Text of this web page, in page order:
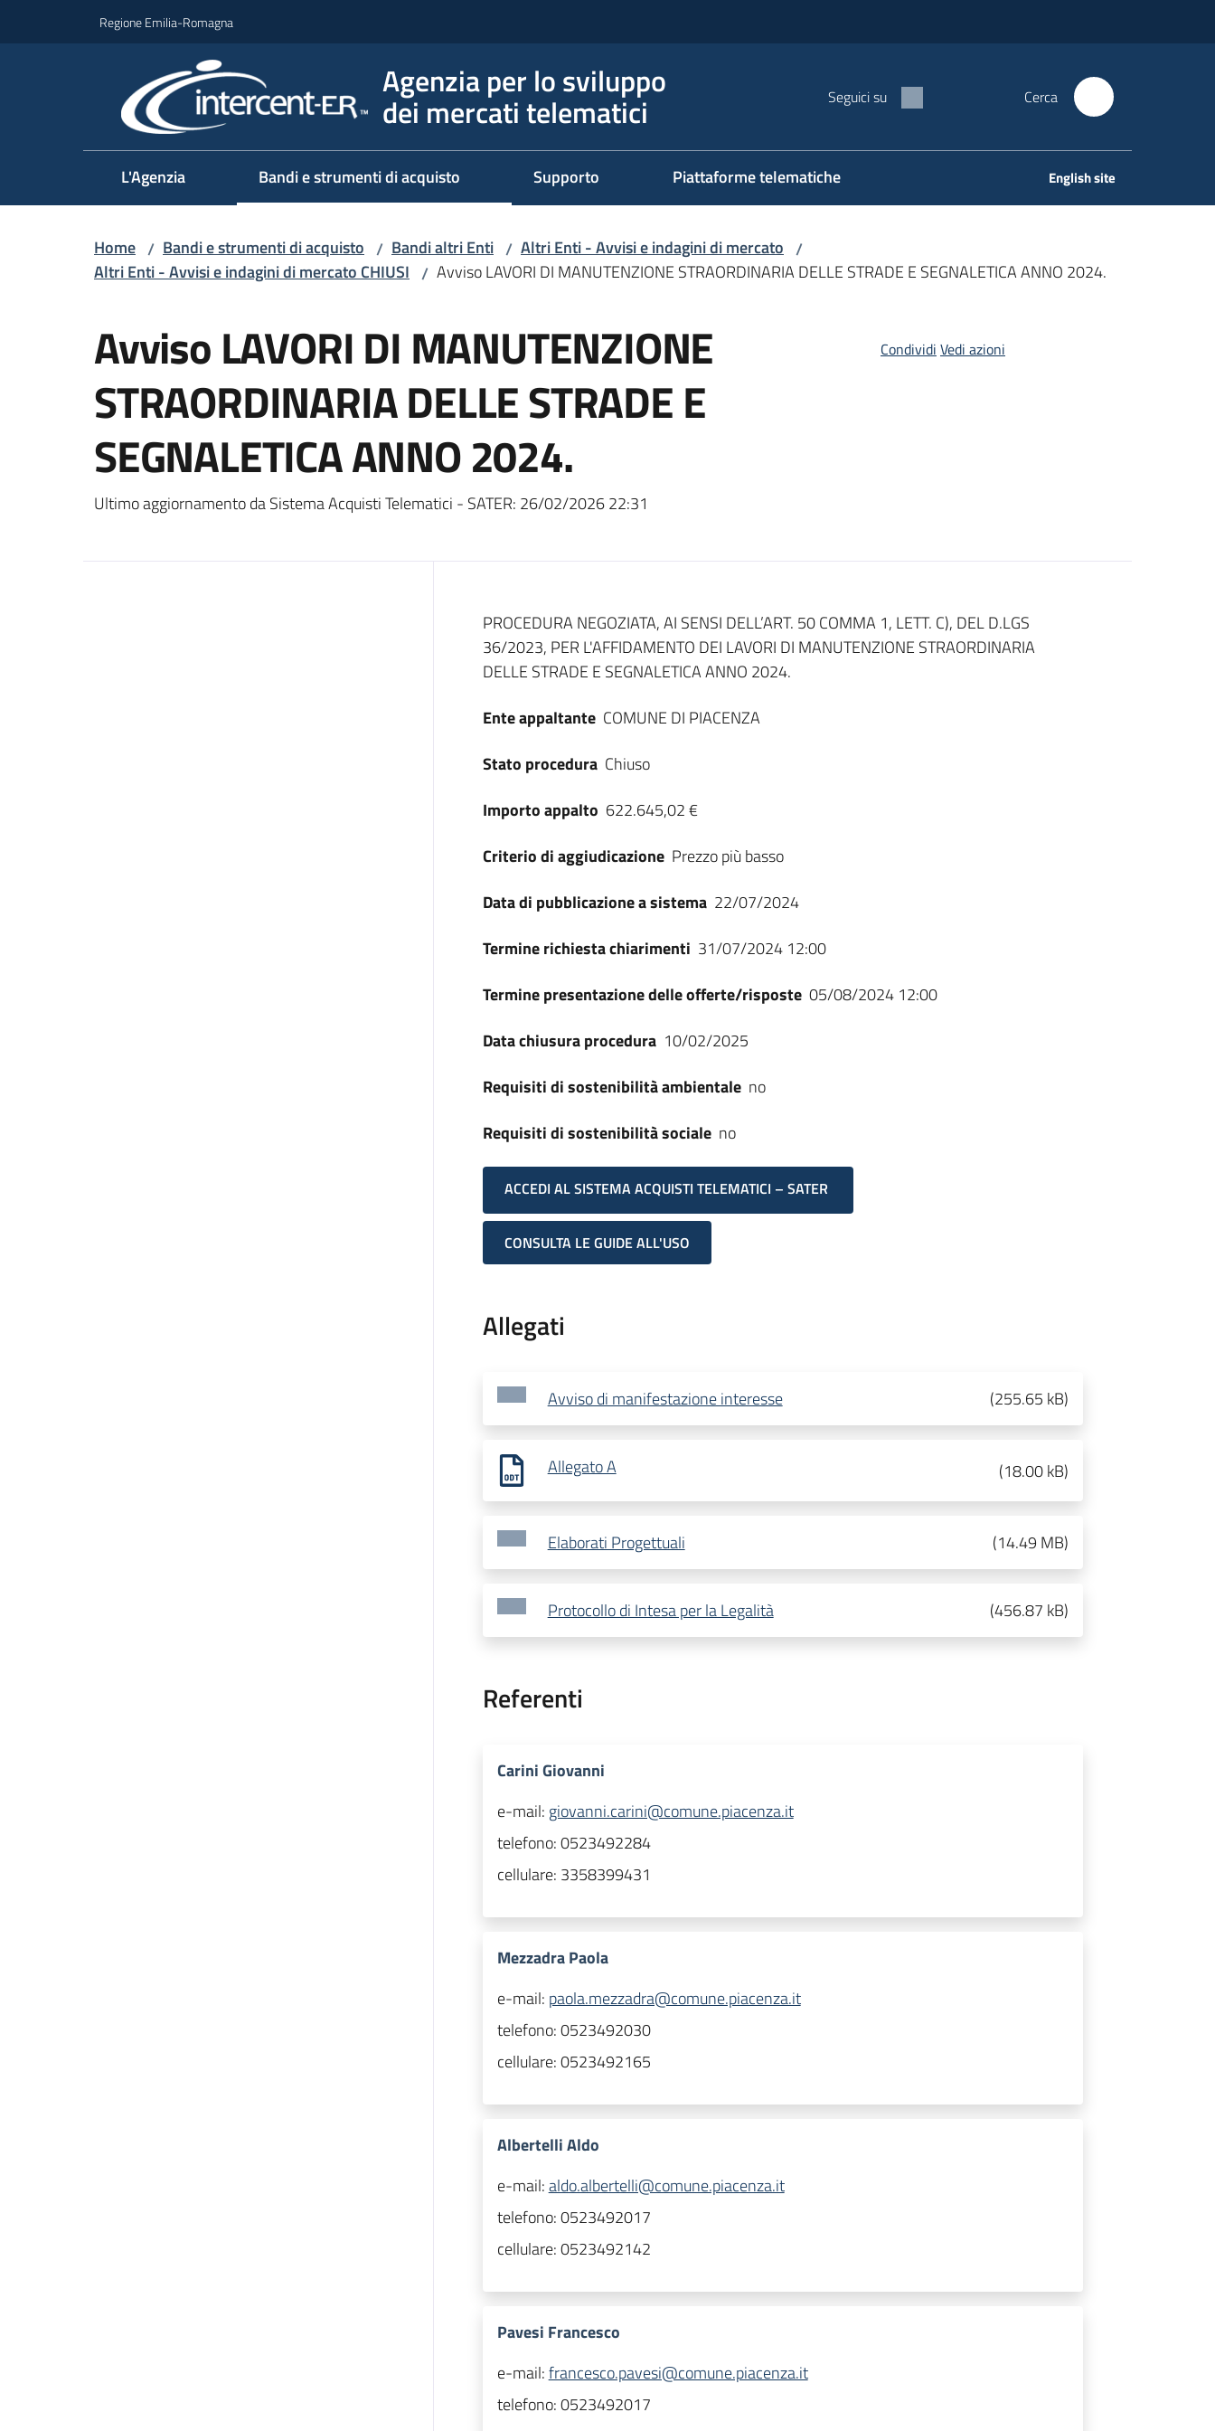
Regione Emilia-Romagna
Agenzia per lo sviluppo
dei mercati telematici Seguici su Cerca
L'Agenzia Bandi e strumenti di acquisto Supporto Piattaforme telematiche English site
Home / Bandi e strumenti di acquisto / Bandi altri Enti / Altri Enti - Avvisi e indagini di mercato /
Altri Enti - Avvisi e indagini di mercato CHIUSI / Avviso LAVORI DI MANUTENZIONE STRAORDINARIA DELLE STRADE E SEGNALETICA ANNO 2024.
Avviso LAVORI DI MANUTENZIONE
STRAORDINARIA DELLE STRADE E
SEGNALETICA ANNO 2024.
Ultimo aggiornamento da Sistema Acquisti Telematici - SATER: 26/02/2026 22:31
Condividi Vedi azioni
Dati del bando
PROCEDURA NEGOZIATA, AI SENSI DELL’ART. 50 COMMA 1, LETT. C), DEL D.LGS
36/2023, PER L'AFFIDAMENTO DEI LAVORI DI MANUTENZIONE STRAORDINARIA
DELLE STRADE E SEGNALETICA ANNO 2024.
Ente appaltante COMUNE DI PIACENZA
Stato procedura Chiuso
Importo appalto 622.645,02 €
Criterio di aggiudicazione Prezzo più basso
Data di pubblicazione a sistema 22/07/2024
Termine richiesta chiarimenti 31/07/2024 12:00
Termine presentazione delle offerte/risposte 05/08/2024 12:00
Data chiusura procedura 10/02/2025
Requisiti di sostenibilità ambientale no
Requisiti di sostenibilità sociale no
ACCEDI AL SISTEMA ACQUISTI TELEMATICI – SATER
CONSULTA LE GUIDE ALL'USO
Allegati
Avviso di manifestazione interesse (255.65 kB)
Allegato A (18.00 kB)
Elaborati Progettuali (14.49 MB)
Protocollo di Intesa per la Legalità (456.87 kB)
Referenti
Carini Giovanni
e-mail: giovanni.carini@comune.piacenza.it
telefono:0523492284
cellulare: 3358399431
Mezzadra Paola
e-mail: paola.mezzadra@comune.piacenza.it
telefono:0523492030
cellulare:0523492165
Albertelli Aldo
e-mail:aldo.albertelli@comune.piacenza.it
telefono:0523492017
cellulare:0523492142
Pavesi Francesco
e-mail:francesco.pavesi@comune.piacenza.it
telefono:0523492017